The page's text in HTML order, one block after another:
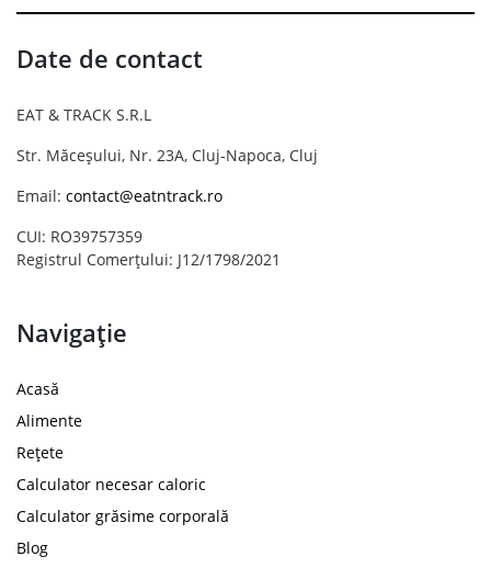
Date de contact
EAT & TRACK S.R.L
Str. Măceșului, Nr. 23A, Cluj-Napoca, Cluj
Email: contact@eatntrack.ro
CUI: RO39757359
Registrul Comerțului: J12/1798/2021
Navigație
Acasă
Alimente
Rețete
Calculator necesar caloric
Calculator grăsime corporală
Blog